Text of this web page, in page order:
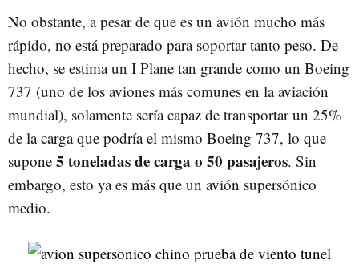
No obstante, a pesar de que es un avión mucho más
rápido, no está preparado para soportar tanto peso. De
hecho, se estima un I Plane tan grande como un Boeing
737 (uno de los aviones más comunes en la aviación
mundial), solamente sería capaz de transportar un 25%
de la carga que podría el mismo Boeing 737, lo que
supone 5 toneladas de carga o 50 pasajeros. Sin
embargo, esto ya es más que un avión supersónico
medio.